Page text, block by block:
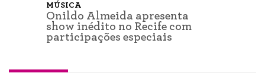
MÚSICA
Onildo Almeida apresenta
show inédito no Recife com
participações especiais